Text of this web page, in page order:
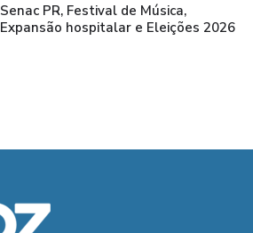
Senac PR, Festival de Música,
Expansão hospitalar e Eleições 2026